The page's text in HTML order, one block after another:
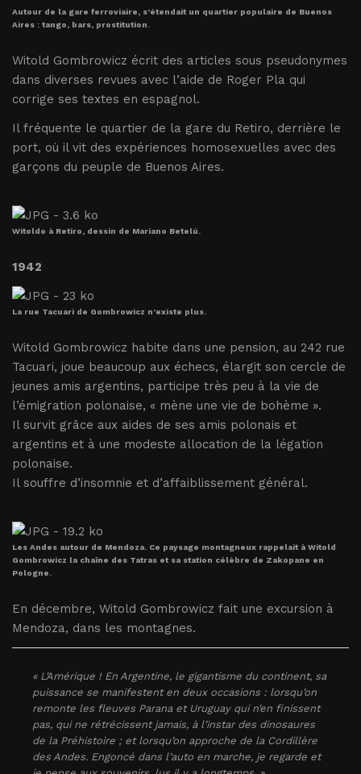
Autour de la gare ferroviaire, s’étendait un quartier populaire de Buenos
Aires : tango, bars, prostitution.
Witold Gombrowicz écrit des articles sous pseudonymes
dans diverses revues avec l’aide de Roger Pla qui
corrige ses textes en espagnol.
Il fréquente le quartier de la gare du Retiro, derrière le
port, où il vit des expériences homosexuelles avec des
garçons du peuple de Buenos Aires.
Witoldo à Retiro, dessin de Mariano Betelú.
1942
La rue Tacuari de Gombrowicz n’existe plus.
Witold Gombrowicz habite dans une pension, au 242 rue
Tacuari, joue beaucoup aux échecs, élargit son cercle de
jeunes amis argentins, participe très peu à la vie de
l’émigration polonaise, « mène une vie de bohème ».
Il survit grâce aux aides de ses amis polonais et
argentins et à une modeste allocation de la légation
polonaise.
Il souffre d’insomnie et d’affaiblissement général.
Les Andes autour de Mendoza. Ce paysage montagneux rappelait à Witold
Gombrowicz la chaîne des Tatras et sa station célèbre de Zakopane en
Pologne.
En décembre, Witold Gombrowicz fait une excursion à
Mendoza, dans les montagnes.
« L’Amérique ! En Argentine, le gigantisme du continent, sa
puissance se manifestent en deux occasions : lorsqu’on
remonte les fleuves Parana et Uruguay qui n’en finissent
pas, qui ne rétrécissent jamais, à l’instar des dinosaures
de la Préhistoire ; et lorsqu’on approche de la Cordillère
des Andes. Engoncé dans l’auto en marche, je regarde et